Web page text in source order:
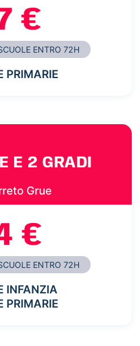
€
ENTRO 72H
PRIMARIE
E 2 GRADI
Grue
€
ENTRO 72H
INFANZIA
PRIMARIE